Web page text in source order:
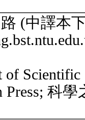
(中譯本
of
Press; 科